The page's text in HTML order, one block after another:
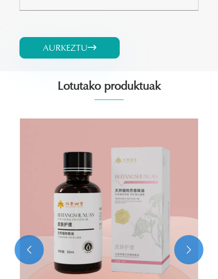
AURKEZTU
Lotutako produktuak
 